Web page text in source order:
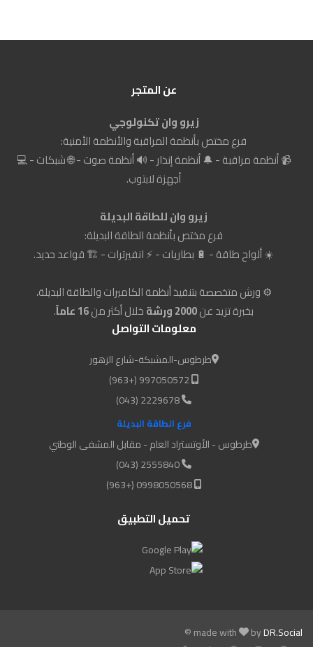
عن المتجر
زيرو وان تكنولوجي
فرع مختص بأنظمة المراقبة والأنظمة الأمنية:
📹 أنظمة مراقبة - 🔔 أنظمة إنذار - 🔊 أنظمة صوت - 🌐 شبكات - 💻
أجهزة لابتوب.
زيرو وان للطاقة البديلة
فرع مختص بأنظمة الطاقة البديلة:
☀️ ألواح طاقة - 🔋 بطاريات - ⚡ انفيرترات - 🏗️ قواعد حديد.
⚙️ ورش متخصصة بتنفيذ أنظمة الكاميرات والطاقة البديلة،
بخبرة تزيد عن2000 ورشة خلال أكثر من16 عاماً
.
معلومات التواصل
طرطوس-المشبكة-شارع الزهور
2229678 (043)
فرع الطاقة البديلة
طرطوس - الأوتستراد العام - مقابل المشفى الوطني
2555840 (043)
تحميل التطبيق
© made with byDR.Social